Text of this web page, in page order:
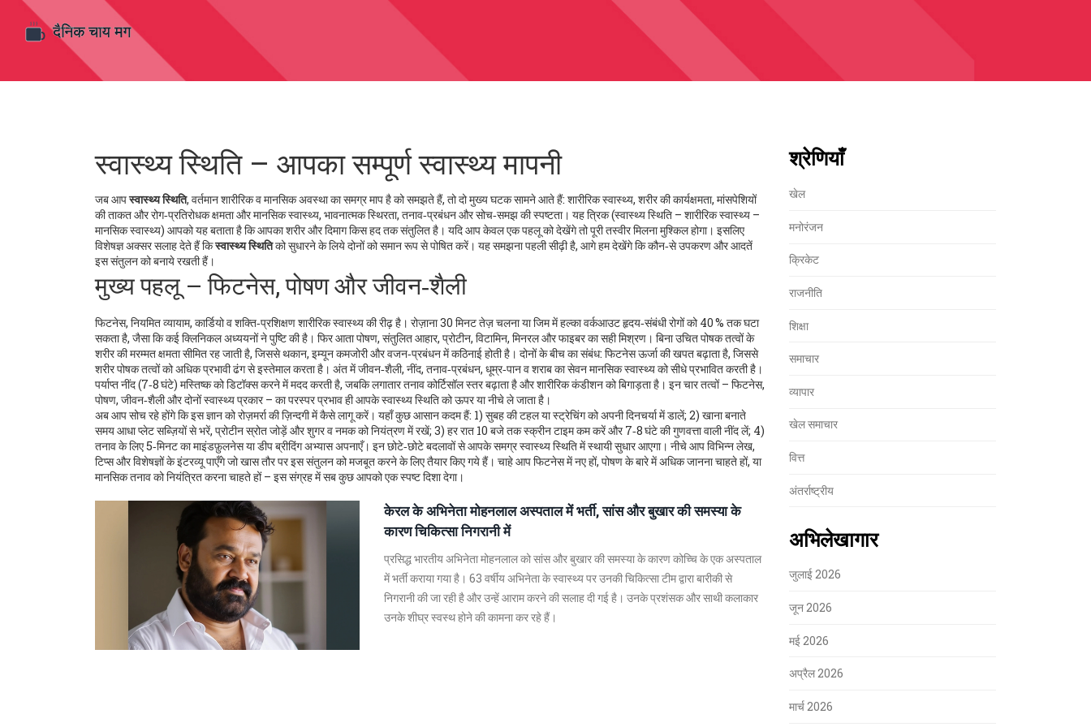
स्वास्थ्य स्थिति – आपका सम्पूर्ण स्वास्थ्य मापनी
जब आपस्वास्थ्य स्थिति, वर्तमान शारीरिक व मानसिक अवस्था का समग्र माप हैको समझते हैं, तो दो मुख्य घटक सामने आते हैं: शारीरिक स्वास्थ्य, शरीर की कार्यक्षमता, मांसपेशियों
की ताकत और रोग‑प्रतिरोधक क्षमताऔरमानसिक स्वास्थ्य, भावनात्मक स्थिरता, तनाव‑प्रबंधन और सोच‑समझ की स्पष्टता। यह त्रिक (स्वास्थ्य स्थिति – शारीरिक स्वास्थ्य –
मानसिक स्वास्थ्य) आपको यह बताता है कि आपका शरीर और दिमाग किस हद तक संतुलित है। यदि आप केवल एक पहलू को देखेंगे तो पूरी तस्वीर मिलना मुश्किल होगा। इसलिए
विशेषज्ञ अक्सर सलाह देते हैं किस्वास्थ्य स्थितिको सुधारने के लिये दोनों को समान रूप से पोषित करें। यह समझना पहली सीढ़ी है, आगे हम देखेंगे कि कौन‑से उपकरण और आदतें
इस संतुलन को बनाये रखती हैं।
मुख्य पहलू – फिटनेस, पोषण और जीवन‑शैली
फिटनेस, नियमित व्यायाम, कार्डियो व शक्ति‑प्रशिक्षणशारीरिक स्वास्थ्य की रीढ़ है। रोज़ाना 30 मिनट तेज़ चलना या जिम में हल्का वर्कआउट हृदय‑संबंधी रोगों को 40 % तक घटा
सकता है, जैसा कि कई क्लिनिकल अध्ययनों ने पुष्टि की है। फिर आतापोषण, संतुलित आहार, प्रोटीन, विटामिन, मिनरल और फाइबर का सही मिश्रण । बिना उचित पोषक तत्वों के
शरीर की मरम्मत क्षमता सीमित रह जाती है, जिससे थकान, इम्यून कमजोरी और वजन‑प्रबंधन में कठिनाई होती है। दोनों के बीच का संबंध: फिटनेस ऊर्जा की खपत बढ़ाता है, जिससे
शरीर पोषक तत्वों को अधिक प्रभावी ढंग से इस्तेमाल करता है। अंत मेंजीवन‑शैली, नींद, तनाव‑प्रबंधन, धूम्र‑पान व शराब का सेवनमानसिक स्वास्थ्य को सीधे प्रभावित करती है।
पर्याप्त नींद (7‑8 घंटे) मस्तिष्क को डिटॉक्स करने में मदद करती है, जबकि लगातार तनाव कोर्टिसॉल स्तर बढ़ाता है और शारीरिक कंडीशन को बिगाड़ता है। इन चार तत्वों – फिटनेस,
पोषण, जीवन‑शैली और दोनों स्वास्थ्य प्रकार – का परस्पर प्रभाव ही आपके स्वास्थ्य स्थिति को ऊपर या नीचे ले जाता है।
अब आप सोच रहे होंगे कि इस ज्ञान को रोज़मर्रा की ज़िन्दगी में कैसे लागू करें। यहाँ कुछ आसान कदम हैं: 1) सुबह की टहल या स्ट्रेचिंग को अपनी दिनचर्या में डालें; 2) खाना बनाते
समय आधा प्लेट सब्ज़ियों से भरें, प्रोटीन स्रोत जोड़ें और शुगर व नमक को नियंत्रण में रखें; 3) हर रात 10 बजे तक स्क्रीन टाइम कम करें और 7‑8 घंटे की गुणवत्ता वाली नींद लें; 4)
तनाव के लिए 5‑मिनट का माइंडफ़ुलनेस या डीप ब्रीदिंग अभ्यास अपनाएँ। इन छोटे‑छोटे बदलावों से आपके समग्रस्वास्थ्य स्थितिमें स्थायी सुधार आएगा। नीचे आप विभिन्न लेख,
टिप्स और विशेषज्ञों के इंटरव्यू पाएँगे जो खास तौर पर इस संतुलन को मजबूत करने के लिए तैयार किए गये हैं। चाहे आप फिटनेस में नए हों, पोषण के बारे में अधिक जानना चाहते हों, या
मानसिक तनाव को नियंत्रित करना चाहते हों – इस संग्रह में सब कुछ आपको एक स्पष्ट दिशा देगा।
केरल के अभिनेता मोहनलाल अस्पताल में भर्ती, सांस और बुखार की समस्या के
कारण चिकित्सा निगरानी में
प्रसिद्ध भारतीय अभिनेता मोहनलाल को सांस और बुखार की समस्या के कारण कोच्चि के एक अस्पताल
में भर्ती कराया गया है। 63 वर्षीय अभिनेता के स्वास्थ्य पर उनकी चिकित्सा टीम द्वारा बारीकी से
निगरानी की जा रही है और उन्हें आराम करने की सलाह दी गई है। उनके प्रशंसक और साथी कलाकार
उनके शीघ्र स्वस्थ होने की कामना कर रहे हैं।
श्रेणियाँ
खेल
मनोरंजन
क्रिकेट
राजनीति
शिक्षा
समाचार
व्यापार
खेल समाचार
वित्त
अंतर्राष्ट्रीय
अभिलेखागार
जुलाई 2026
जून 2026
मई 2026
अप्रैल 2026
मार्च 2026